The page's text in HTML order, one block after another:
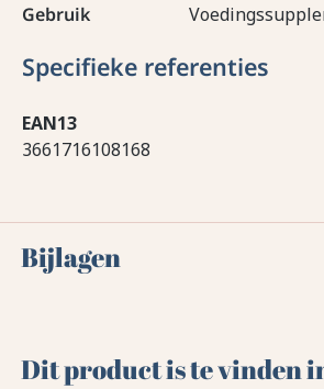
Gebruik
Specifieke referenties
EAN13
3661716108168
Bijlagen
Dit product is te vinden